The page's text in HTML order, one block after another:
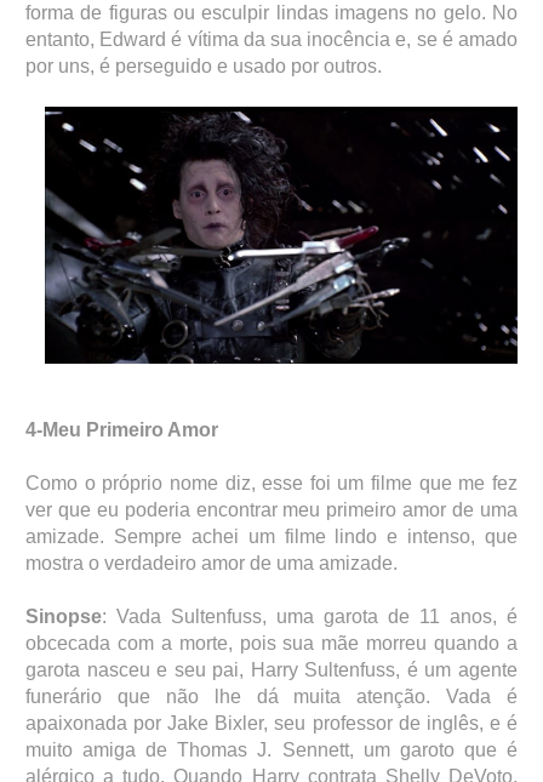
forma de figuras ou esculpir lindas imagens no gelo. No
entanto, Edward é vítima da sua inocência e, se é amado
por uns, é perseguido e usado por outros.
4-Meu Primeiro Amor
Como o próprio nome diz, esse foi um filme que me fez
ver que eu poderia encontrar meu primeiro amor de uma
amizade. Sempre achei um filme lindo e intenso, que
mostra o verdadeiro amor de uma amizade.
Sinopse: Vada Sultenfuss, uma garota de 11 anos, é
obcecada com a morte, pois sua mãe morreu quando a
garota nasceu e seu pai, Harry Sultenfuss, é um agente
funerário que não lhe dá muita atenção. Vada é
apaixonada por Jake Bixler, seu professor de inglês, e é
muito amiga de Thomas J. Sennett, um garoto que é
alérgico a tudo. Quando Harry contrata Shelly DeVoto,